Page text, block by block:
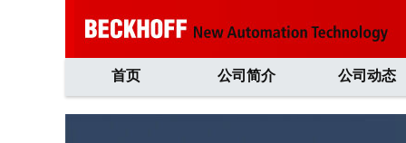
首页 公司简介 公司动态